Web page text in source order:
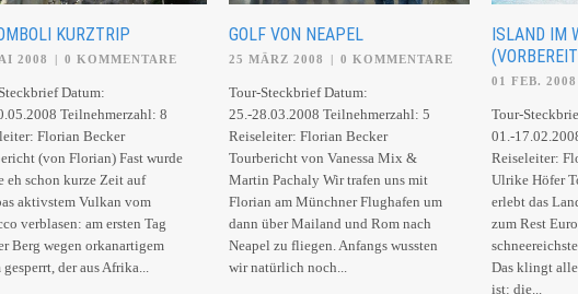
KURZTRIP
2008 | 0 KOMMENTARE
Datum:
Teilnehmerzahl: 8
Florian Becker
(von Florian) Fast wurde
eh schon kurze Zeit auf
aktivstem Vulkan vom
verblasen: am ersten Tag
Berg wegen orkanartigem
gesperrt, der aus Afrika...
GOLF VON NEAPEL
25 MÄRZ 2008 | 0 KOMMENTARE
Tour-Steckbrief Datum:
25.-28.03.2008 Teilnehmerzahl: 5
Reiseleiter: Florian Becker
Tourbericht von Vanessa Mix &
Martin Pachaly Wir trafen uns mit
Florian am Münchner Flughafen um
dann über Mailand und Rom nach
Neapel zu fliegen. Anfangs wussten
wir natürlich noch...
ISLAND IM
01 FEB. 2008
Tour-
01.-
Reiseleiter:
Ulrike Höfer
erlebt das
zum Rest
Das klingt
ist: die...